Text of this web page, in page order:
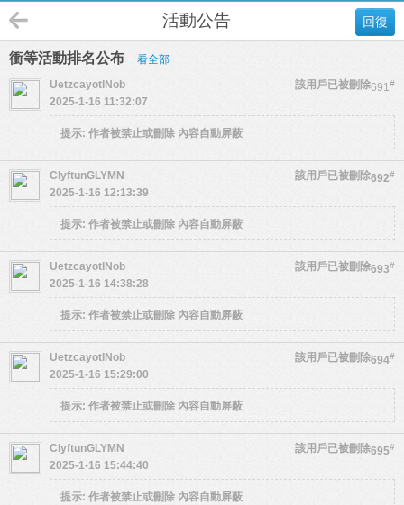
回復
活動公告
衝等活動排名公布 看全部
691#
UetzcayotlNob
該用戶已被刪除
2025-1-16 11:32:07
提示: 作者被禁止或刪除 內容自動屏蔽
692#
ClyftunGLYMN
該用戶已被刪除
2025-1-16 12:13:39
提示: 作者被禁止或刪除 內容自動屏蔽
693#
UetzcayotlNob
該用戶已被刪除
2025-1-16 14:38:28
提示: 作者被禁止或刪除 內容自動屏蔽
694#
UetzcayotlNob
該用戶已被刪除
2025-1-16 15:29:00
提示: 作者被禁止或刪除 內容自動屏蔽
695#
ClyftunGLYMN
該用戶已被刪除
2025-1-16 15:44:40
提示: 作者被禁止或刪除 內容自動屏蔽